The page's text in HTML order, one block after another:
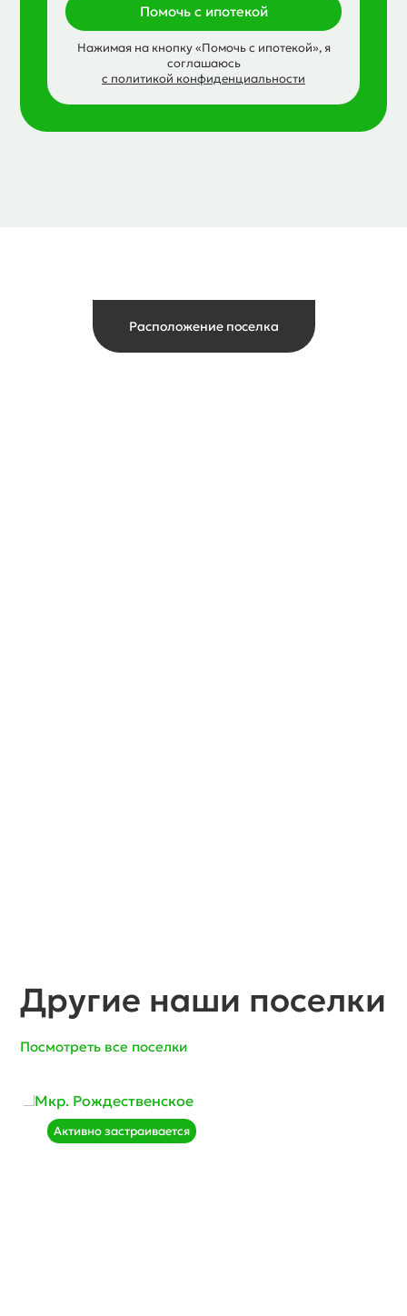
Помочь с ипотекой
Нажимая на кнопку «Помочь с ипотекой», я
соглашаюсь
с политикой конфиденциальности
Расположение поселка
Другие наши поселки
Посмотреть все поселки
Активно застраивается